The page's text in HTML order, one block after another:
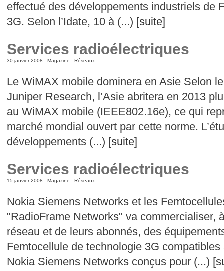
effectué des développements industriels de
3G. Selon l’Idate, 10 à (...) [suite]
Services radioélectriques
30 janvier 2008 - Magazine - Réseaux
Le WiMAX mobile dominera en Asie Selon
Juniper Research, l’Asie abritera en 2013
au WiMAX mobile (IEEE802.16e), ce qui
marché mondial ouvert par cette norme.
développements (...) [suite]
Services radioélectriques
15 janvier 2008 - Magazine - Réseaux
Nokia Siemens Networks et les
"RadioFrame Networks" va commercialiser,
réseau et de leurs abonnés, des
Femtocellule de technologie 3G
Nokia Siemens Networks conçus pour (...) [